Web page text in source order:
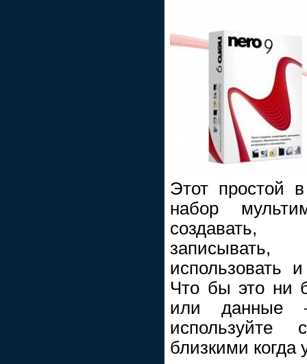
Этот простой
набор
создавать,
записывать,
использовать
Что бы это ни
или данные
близкими когда